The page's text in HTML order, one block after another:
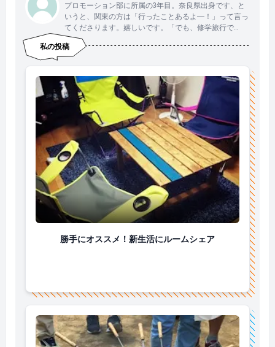
プロモーション部に所属の3年目。奈良県出身です、と
いうと、関東の方は「行ったことあるよ―！」って言っ
てくださります。嬉しいです。「でも、修学旅行で
ね。」・・・奈良県民、頑張ります！
私の投稿
勝手にオススメ！新生活にルームシェア